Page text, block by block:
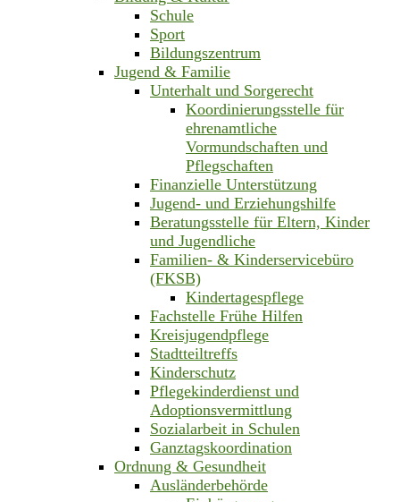
Schule
Sport
Bildungszentrum
Jugend & Familie
Unterhalt und Sorgerecht
Koordinierungsstelle für
ehrenamtliche
Vormundschaften und
Pflegschaften
Finanzielle Unterstützung
Jugend- und Erziehungshilfe
Beratungsstelle für Eltern, Kinder
und Jugendliche
Familien- & Kinderservicebüro
(FKSB)
Kindertagespflege
Fachstelle Frühe Hilfen
Kreisjugendpflege
Stadtteiltreffs
Kinderschutz
Pflegekinderdienst und
Adoptionsvermittlung
Sozialarbeit in Schulen
Ganztagskoordination
Ordnung & Gesundheit
Ausländerbehörde